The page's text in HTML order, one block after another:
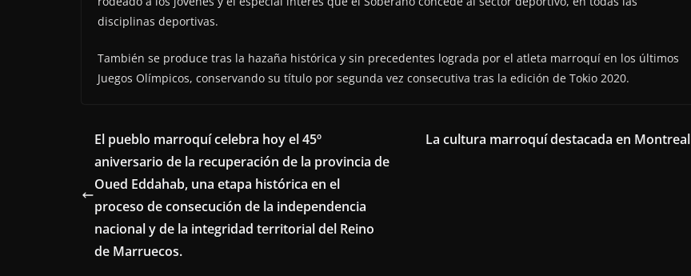
disciplinas deportivas.
También se produce tras la hazaña histórica y sin precedentes lograda por el atleta marroquí en los últimos
Juegos Olímpicos, conservando su título por segunda vez consecutiva tras la edición de Tokio 2020.
El pueblo marroquí celebra hoy el 45º
aniversario de la recuperación de la provincia de
Oued Eddahab, una etapa histórica en el
proceso de consecución de la independencia
nacional y de la integridad territorial del Reino
de Marruecos.
La cultura marroquí destacada en Montreal